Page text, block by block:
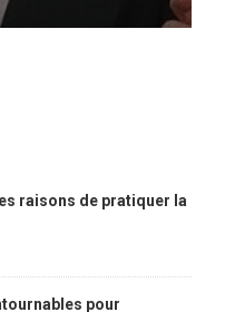
raisons de pratiquer la
pour